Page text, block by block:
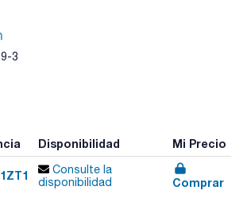
3
Disponibilidad Mi Precio
Consulte la
disponibilidad
Comprar